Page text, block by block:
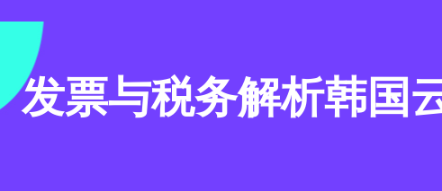
发票与税务解析韩国